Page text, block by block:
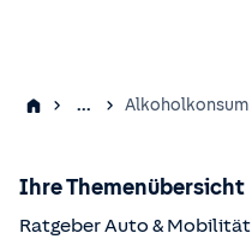
... Alkoholkonsum
Ihre Themenübersicht
Ratgeber Auto & Mobilität